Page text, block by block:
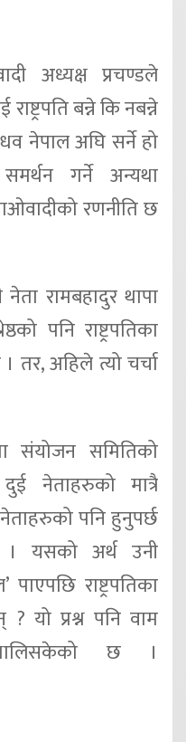
अध्यक्ष प्रचण्डले
बन्ने कि नबन्ने
नेपाल अघि सर्ने हो
गर्ने अन्यथा
रणनीति छ
रामबहादुर थापा
पनि राष्ट्रपतिका
तर, अहिले त्यो चर्चा
संयोजन समितिको
नेताहरुको मात्रै
पनि हुनुपर्छ
। यसको अर्थ उनी
पाएपछि राष्ट्रपतिका
यो प्रश्न पनि वाम
छ ।